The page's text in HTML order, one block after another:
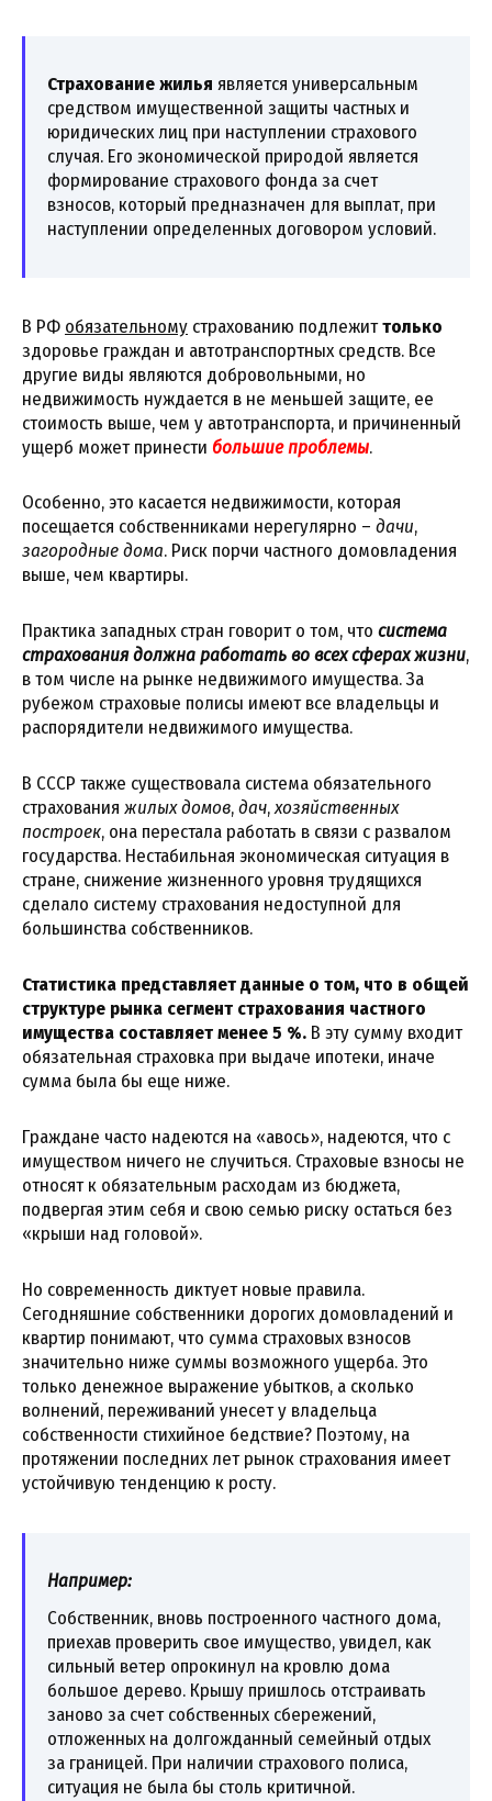
Страхование жилья является универсальным
средством имущественной защиты частных и
юридических лиц при наступлении страхового
случая. Его экономической природой является
формирование страхового фонда за счет
взносов, который предназначен для выплат, при
наступлении определенных договором условий.
В РФ обязательному страхованию подлежиттолько
здоровье граждан и автотранспортных средств. Все
другие виды являются добровольными, но
недвижимость нуждается в не меньшей защите, ее
стоимость выше, чем у автотранспорта, и причиненный
ущерб может принести большие проблемы.
Особенно, это касается недвижимости, которая
посещается собственниками нерегулярно – дачи,
загородные дома. Риск порчи частного домовладения
выше, чем квартиры.
Практика западных стран говорит о том, что система
страхования должна работать во всех сферах жизни,
в том числе на рынке недвижимого имущества. За
рубежом страховые полисы имеют все владельцы и
распорядители недвижимого имущества.
В СССР также существовала система обязательного
страхования жилых домов,дач,хозяйственных
построек, она перестала работать в связи с развалом
государства. Нестабильная экономическая ситуация в
стране, снижение жизненного уровня трудящихся
сделало систему страхования недоступной для
большинства собственников.
Статистика представляет данные о том, что в общей
структуре рынка сегмент страхования частного
имущества составляет менее 5 %. В эту сумму входит
обязательная страховка при выдаче ипотеки, иначе
сумма была бы еще ниже.
Граждане часто надеются на «авось», надеются, что с
имуществом ничего не случиться. Страховые взносы не
относят к обязательным расходам из бюджета,
подвергая этим себя и свою семью риску остаться без
«крыши над головой».
Но современность диктует новые правила.
Сегодняшние собственники дорогих домовладений и
квартир понимают, что сумма страховых взносов
значительно ниже суммы возможного ущерба. Это
только денежное выражение убытков, а сколько
волнений, переживаний унесет у владельца
собственности стихийное бедствие? Поэтому, на
протяжении последних лет рынок страхования имеет
устойчивую тенденцию к росту.
Например:
Собственник, вновь построенного частного дома,
приехав проверить свое имущество, увидел, как
сильный ветер опрокинул на кровлю дома
большое дерево. Крышу пришлось отстраивать
заново за счет собственных сбережений,
отложенных на долгожданный семейный отдых
за границей. При наличии страхового полиса,
ситуация не была бы столь критичной.